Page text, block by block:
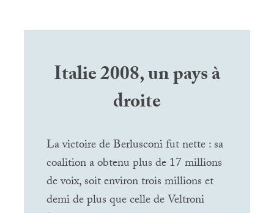
Italie 2008, un pays à
droite
La victoire de Berlusconi fut nette : sa
coalition a obtenu plus de 17 millions
de voix, soit environ trois millions et
demi de plus que celle de Veltroni